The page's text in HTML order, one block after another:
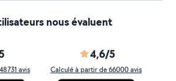
nous évaluent
avis
4,6/5
Calculé à partir de 66000 avis